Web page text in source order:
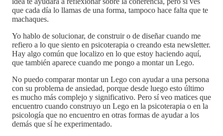
que cada día lo llamas de una forma, tampoco hace falta que te
machaques.
Yo hablo de solucionar, de construir o de diseñar cuando me
refiero a lo que siento en psicoterapia o creando esta newsletter.
Hay algo común que localizo en lo que estoy haciendo aquí,
que también aparece cuando me pongo a montar un Lego.
No puedo comparar montar un Lego con ayudar a una persona
con su problema de ansiedad, porque desde luego esto último
es mucho más complejo y significativo. Pero sí veo matices que
encuentro cuando construyo un Lego en la psicoterapia o en la
psicología que no encuentro en otras formas de ayudar a los
demás que sí he experimentado.